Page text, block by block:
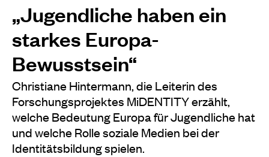
„Jugendliche haben ein
starkes Europa-
Bewusstsein“
Christiane Hintermann, die Leiterin des
Forschungsprojektes MiDENTITY erzählt,
welche Bedeutung Europa für Jugendliche hat
und welche Rolle soziale Medien bei der
Identitätsbildung spielen.